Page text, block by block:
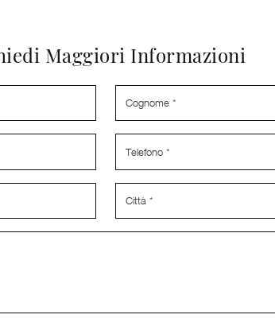
Maggiori Informazioni